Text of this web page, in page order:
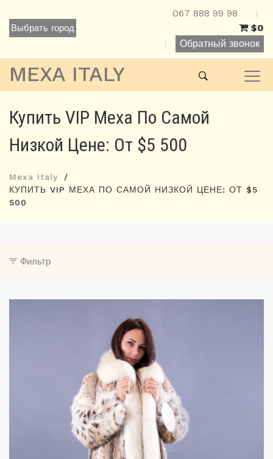
Выбрать город
067 888 99 98 |
$0
| Обратный звонок
MEXA ITALY
Купить VIP Меха По Самой
Низкой Цене: От $5 500
Mexa Italy
КУПИТЬ VIP МЕХА ПО САМОЙ НИЗКОЙ ЦЕНЕ: ОТ $5
500
Фильтр